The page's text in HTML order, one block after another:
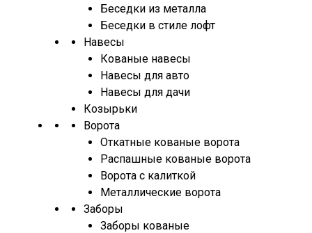
Беседки из металла
Беседки в стиле лофт
Навесы
Кованые навесы
Навесы для авто
Навесы для дачи
Козырьки
Ворота
Откатные кованые ворота
Распашные кованые ворота
Ворота с калиткой
Металлические ворота
Заборы
Заборы кованые